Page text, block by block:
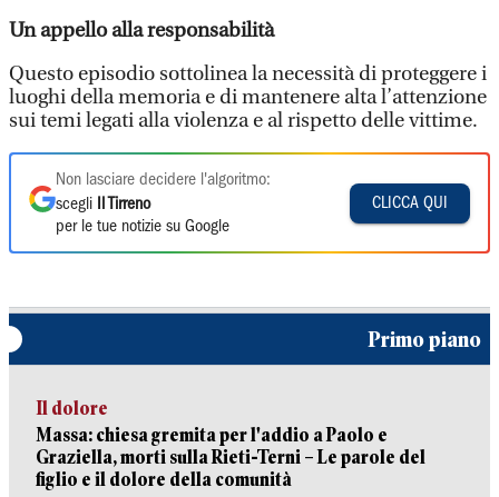
Un appello alla responsabilità
Questo episodio sottolinea la necessità di proteggere i
luoghi della memoria e di mantenere alta l’attenzione
sui temi legati alla violenza e al rispetto delle vittime.
Non lasciare decidere l'algoritmo:
scegli
Il Tirreno
per le tue notizie su Google
CLICCA QUI
Primo piano
Il dolore
Massa: chiesa gremita per l'addio a Paolo e
Graziella, morti sulla Rieti-Terni – Le parole del
figlio e il dolore della comunità